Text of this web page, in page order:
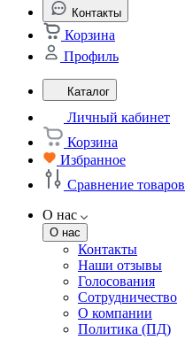
Контакты
Корзина
Профиль
Каталог
Личный кабинет
Корзина
Избранное
Сравнение товаров
О нас
О нас
Контакты
Наши отзывы
Голосования
Сотрудничество
О компании
Политика (ПД)